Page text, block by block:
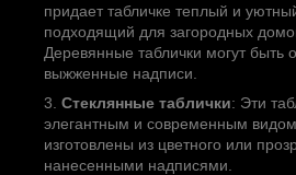
придает табличке теплый и
подходящий для загородных
Деревянные таблички могут быть
выжженные надписи.
Стеклянные таблички: Эти
элегантным и современным
изготовлены из цветного или
нанесенными надписями.